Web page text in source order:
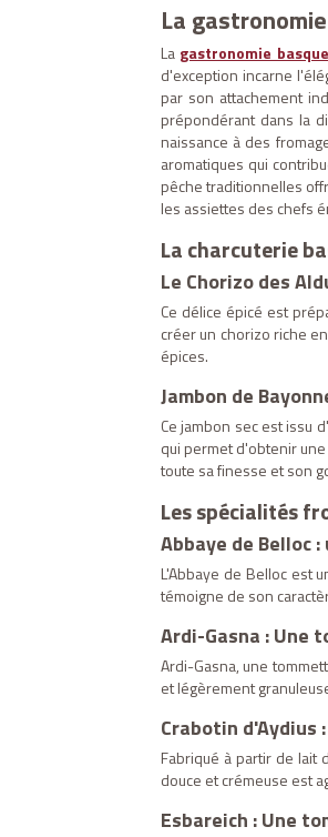
La
La gastronomie basque
d'exception incarne
par son attachement
prépondérant dans la
naissance à des
aromatiques qui
pêche traditionnelles
les assiettes des chefs
La charcuterie
Le Chorizo des
Ce délice épicé est
créer un chorizo riche
épices.
Jambon de
Ce jambon sec est issu
qui permet d'obtenir
toute sa finesse et son
Les spécialités
Abbaye de Belloc
L'Abbaye de Belloc est
témoigne de son
Ardi-Gasna : Une
Ardi-Gasna, une
et légèrement
Crabotin d'Aydius
Fabriqué à partir de lait
douce et crémeuse est
Esbareich : Une